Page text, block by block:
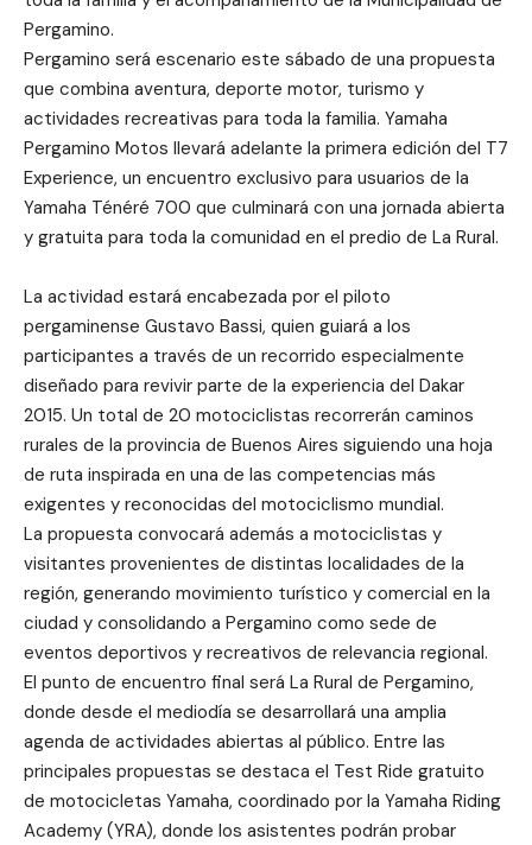
Pergamino.
Pergamino será escenario este sábado de una propuesta
que combina aventura, deporte motor, turismo y
actividades recreativas para toda la familia. Yamaha
Pergamino Motos llevará adelante la primera edición del T7
Experience, un encuentro exclusivo para usuarios de la
Yamaha Ténéré 700 que culminará con una jornada abierta
y gratuita para toda la comunidad en el predio de La Rural.
La actividad estará encabezada por el piloto
pergaminense Gustavo Bassi, quien guiará a los
participantes a través de un recorrido especialmente
diseñado para revivir parte de la experiencia del Dakar
2015. Un total de 20 motociclistas recorrerán caminos
rurales de la provincia de Buenos Aires siguiendo una hoja
de ruta inspirada en una de las competencias más
exigentes y reconocidas del motociclismo mundial.
La propuesta convocará además a motociclistas y
visitantes provenientes de distintas localidades de la
región, generando movimiento turístico y comercial en la
ciudad y consolidando a Pergamino como sede de
eventos deportivos y recreativos de relevancia regional.
El punto de encuentro final será La Rural de Pergamino,
donde desde el mediodía se desarrollará una amplia
agenda de actividades abiertas al público. Entre las
principales propuestas se destaca el Test Ride gratuito
de motocicletas Yamaha, coordinado por la Yamaha Riding
Academy (YRA), donde los asistentes podrán probar